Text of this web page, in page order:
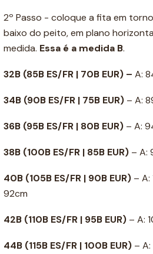
2º Passo - coloque a fita em
baixo do peito, em plano
medida. Essa é a medida B.
32B (85B ES/FR | 70B EUR) – A:
34B (90B ES/FR | 75B EUR) – A:
36B (95B ES/FR | 80B EUR) – A:
38B (100B ES/FR | 85B EUR) – A:
40B (105B ES/FR | 90B EUR) – A:
92cm
42B (110B ES/FR | 95B EUR) – A:
44B (115B ES/FR | 100B EUR) – A: